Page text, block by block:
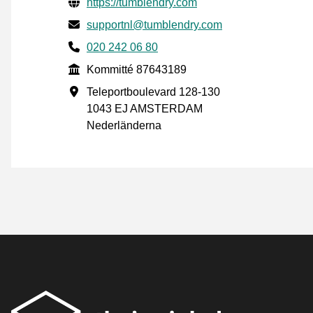
E-post
supportnl@tumblendry.com
Phone number
020 242 06 80
Kommitté
Kommitté 87643189
Företagsadress
Teleportboulevard 128-130
1043 EJ AMSTERDAM
Nederländerna